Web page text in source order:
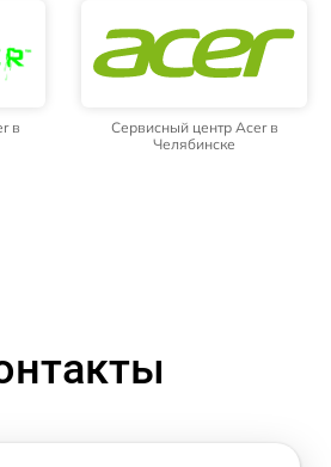
в
Сервисный центр Acer в
Челябинске